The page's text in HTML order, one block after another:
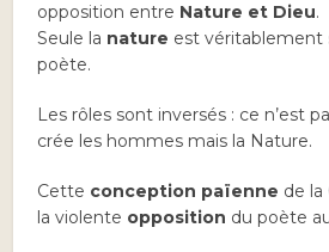
opposition entre Nature et Dieu.
Seule la nature est véritablement
poète.
Les rôles sont inversés : ce n’est
crée les hommes mais la Nature.
Cette conception païenne de
la violente opposition du poète